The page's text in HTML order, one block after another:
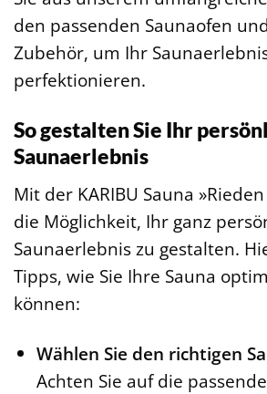
den passenden Saunaofen
Zubehör, um Ihr
perfektionieren.
So gestalten Sie Ihr
Saunaerlebnis
Mit der KARIBU Sauna
die Möglichkeit, Ihr ganz
Saunaerlebnis zu gestalten.
Tipps, wie Sie Ihre Sauna
können:
Wählen Sie den richtigen
Achten Sie auf die